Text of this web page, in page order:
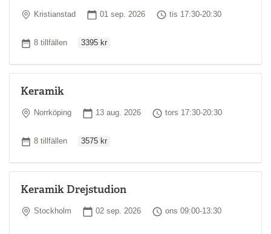
Plats
Kristianstad Startdatum
01 sep. 2026 Tid
tis 17:30-20:30
Antal tillfällen
8 tillfällen 3395 kr
Keramik
Plats
Norrköping Startdatum
13 aug. 2026 Tid
tors 17:30-20:30
Antal tillfällen
8 tillfällen 3575 kr
Keramik Drejstudion
Plats
Stockholm Startdatum
02 sep. 2026 Tid
ons 09:00-13:30